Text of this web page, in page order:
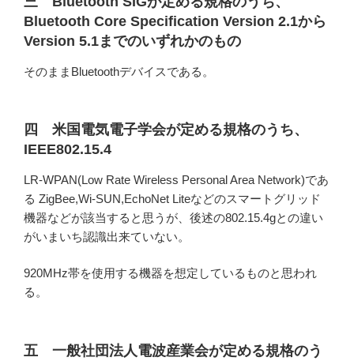
Bluetooth Core Specification Version 2.1から
Version 5.1までのいずれかのもの
そのままBluetoothデバイスである。
四 米国電気電子学会が定める規格のうち、
IEEE802.15.4
LR-WPAN(Low Rate Wireless Personal Area Network)であ
る ZigBee,Wi-SUN,EchoNet Liteなどのスマートグリッド
機器などが該当すると思うが、後述の802.15.4gとの違い
がいまいち認識出来ていない。
920MHz帯を使用する機器を想定しているものと思われ
る。
五 一般社団法人電波産業会が定める規格のう